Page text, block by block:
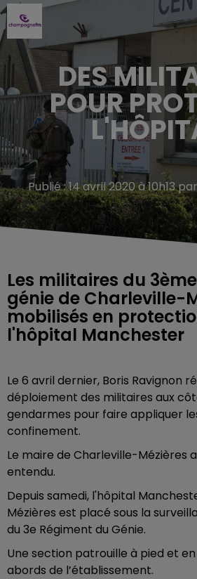
DES
POUR
Publié : 14 avril 2020 à 10h13
Les militaires du
génie de Charleville-
mobilisés en
l'hôpital Manchester
Le 6 avril dernier, Boris Ravignon
déploiement des militaires aux
gendarmes pour faire appliquer
confinement.
Le maire de Charleville-Mézières
entendu.
Depuis samedi, l'hôpital
Mézières est placé sous la
du 3e Régiment du Génie.
Une section patrouille à pied et
abords de l’établissement.